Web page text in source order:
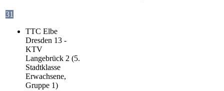
31
TTC Elbe
Dresden 13 -
KTV
Langebrück 2 (5.
Stadtklasse
Erwachsene,
Gruppe 1)